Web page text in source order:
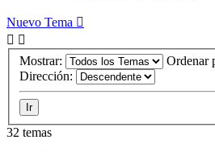
Nuevo Tema
Mostrar:
Ordenar
Dirección:
32 temas